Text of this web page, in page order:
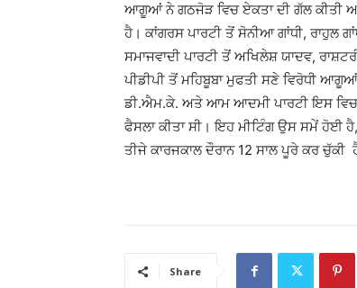
ਆਗੂਆਂ ਨੇ ਗਠਜੋੜ ਵਿਚ ਏਕਤਾ ਦੀ ਗੱਲ ਕੀਤੀ
ਹੈ। ਕਾਂਗਰਸ ਪਾਰਟੀ ਤੋਂ ਸੋਨੀਆ ਗਾਂਧੀ, ਰਾਹੁਲ
ਸਮਾਜਵਾਦੀ ਪਾਰਟੀ ਤੋਂ ਅਖਿਲੇਸ਼ ਯਾਦਵ,
ਪੀਡੀਪੀ ਤੋਂ ਮਹਿਬੂਬਾ ਮੁਫਤੀ ਸਣੇ ਵਿਰੋਧੀ
ਡੀ.ਐਮ.ਕੇ. ਅਤੇ ਆਮ ਆਦਮੀ ਪਾਰਟੀ ਇਸ
ਫੈਸਲਾ ਕੀਤਾ ਸੀ। ਇਹ ਮੀਟਿੰਗ ਉਸ ਸਮੇਂ ਹੋਈ
ਤੀਜੇ ਕਾਰਜਕਾਲ ਦੌਰਾਨ 12 ਸਾਲ ਪੂਰੇ ਕਰ ਚੁੱਕੀ
Share